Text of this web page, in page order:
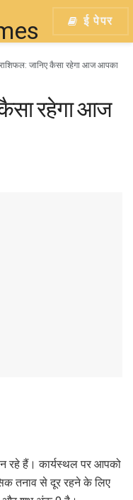
ई पेपर
जानिए कैसा रहेगा आज आपका
रहेगा आज
रहे हैं। कार्यस्थल पर आपको
तनाव से दूर रहने के लिए